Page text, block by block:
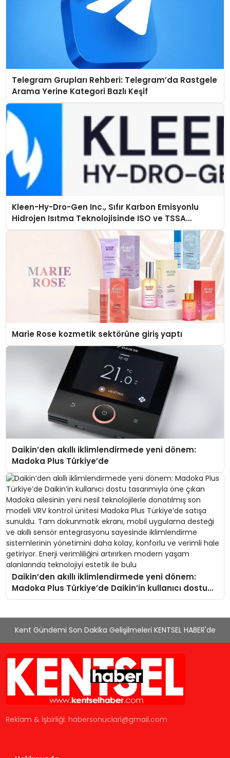
Telegram Grupları Rehberi: Telegram’da Rastgele
Arama Yerine Kategori Bazlı Keşif
Kleen-Hy-Dro-Gen Inc., Sıfır Karbon Emisyonlu
Hidrojen Isıtma Teknolojisinde ISO ve TSSA
Düzenleyici Onaylarını Aldı
Marie Rose kozmetik sektörüne giriş yaptı
Daikin’den akıllı iklimlendirmede yeni dönem:
Madoka Plus Türkiye’de
Daikin’den akıllı iklimlendirmede yeni dönem:
Madoka Plus Türkiye’de Daikin’in kullanıcı dostu
tasarımıyla öne çıkan Madoka ailesinin yeni nesil
Tam dokunmatik ekranı, mobil uygulama desteği
ve akıllı sensör entegrasyonu sayesinde
iklimlendirme sistemlerinin yönetimini daha kolay,
konforlu ve verimli hale getiriyor. Enerji verimliliğini
artırırken modern yaşam alanlarında teknolojiyi
estetik ile bulu
Kent Gündemi Son Dakika Gelişilmeleri KENTSEL HABER'de
Reklam & İşbirliği:habersonuclari@gmail.com